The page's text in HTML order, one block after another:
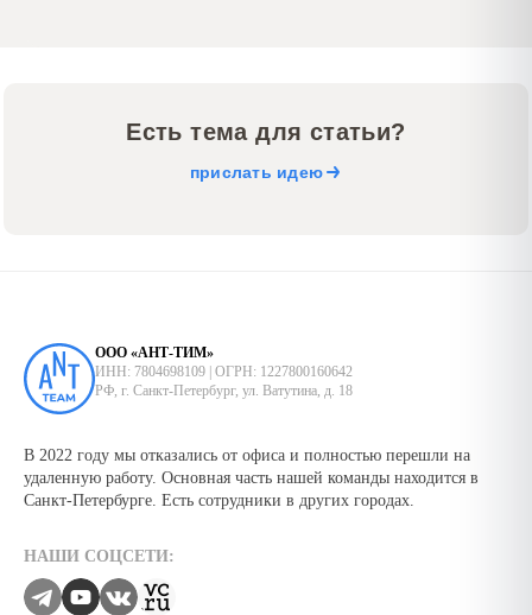
Есть тема для статьи?
прислать идею
ООО «АНТ-ТИМ»
ИНН: 7804698109 | ОГРН: 1227800160642
РФ, г. Санкт-Петербург, ул. Ватутина, д. 18
В 2022 году мы отказались от офиса и полностью перешли на
удаленную работу. Основная часть нашей команды находится в
Санкт-Петербурге. Есть сотрудники в других городах.
НАШИ СОЦСЕТИ: